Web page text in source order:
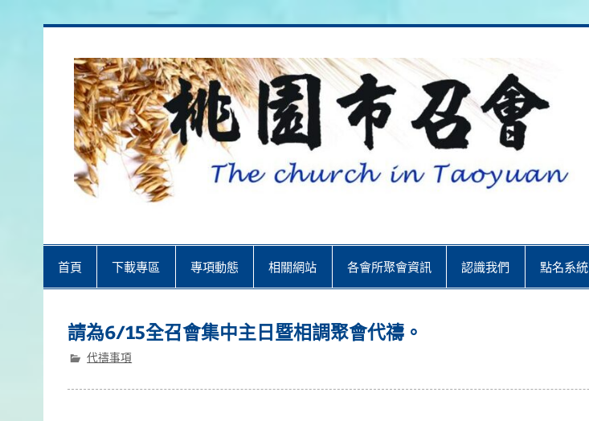
首頁 下載專區 專項動態 相關網站 各會所聚會資訊 認識我們 點名系統
請為6/15全召會集中主日暨相調聚會代禱。
代禱事項